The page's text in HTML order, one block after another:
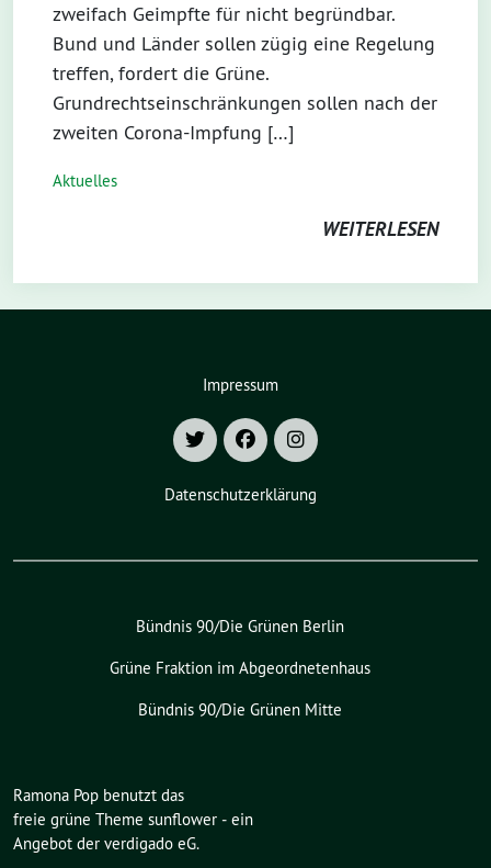
zweifach Geimpfte für nicht begründbar.
Bund und Länder sollen zügig eine Regelung
treffen, fordert die Grüne.
Grundrechtseinschränkungen sollen nach der
zweiten Corona-Impfung […]
Aktuelles
WEITERLESEN
Impressum
Datenschutzerklärung
Bündnis 90/Die Grünen Berlin
Grüne Fraktion im Abgeordnetenhaus
Bündnis 90/Die Grünen Mitte
Ramona Pop benutzt das
freie grüne Theme sunflower ‐ ein
Angebot der verdigado eG.